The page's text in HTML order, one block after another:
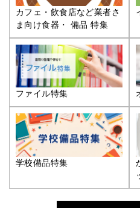
カフェ・飲食店など業者さ
ま向け食器・ 備品 特集
ファイル特集
学校備品特集